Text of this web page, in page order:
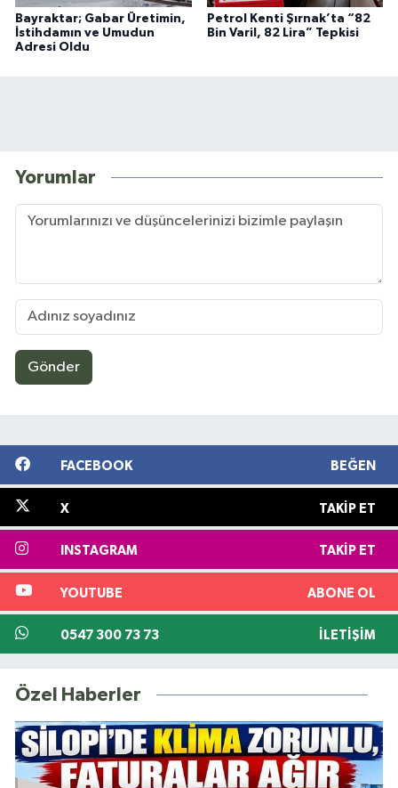
Bayraktar; Gabar Üretimin,
İstihdamın ve Umudun
Adresi Oldu
Petrol Kenti Şırnak’ta “82
Bin Varil, 82 Lira” Tepkisi
Yorumlar
Gönder
FACEBOOK BEĞEN
X TAKIP ET
INSTAGRAM TAKIP ET
YOUTUBE ABONE OL
0547 300 73 73 İLETIŞIM
Özel Haberler